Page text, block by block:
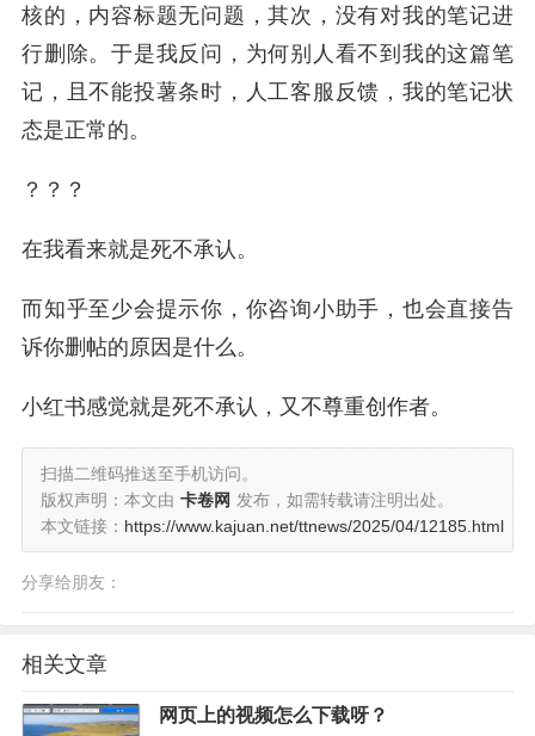
核的，内容标题无问题，其次，没有对我的笔记进
行删除。于是我反问，为何别人看不到我的这篇笔
记，且不能投薯条时，人工客服反馈，我的笔记状
态是正常的。
？？？
在我看来就是死不承认。
而知乎至少会提示你，你咨询小助手，也会直接告
诉你删帖的原因是什么。
小红书感觉就是死不承认，又不尊重创作者。
扫描二维码推送至手机访问。
版权声明：本文由 卡卷网 发布，如需转载请注明出处。
本文链接： https://www.kajuan.net/ttnews/2025/04/12185.html
分享给朋友：
相关文章
网页上的视频怎么下载呀？